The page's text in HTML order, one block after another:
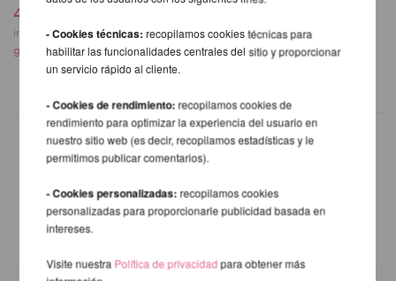
402,35 EUR
incl. 20 % I.V.A. exkl.
gastos de envio
incl. 20 % I.V.A. exkl.
gastos de envio
OTROS PRODUCTOS DE LA
MISMA MARCA
- Cookies técnicas:recopilamos cookies técnicas para
habilitar las funcionalidades centrales del sitio y proporcionar
un servicio rápido al cliente.
- Cookies de rendimiento: recopilamos cookies de
rendimiento para optimizar la experiencia del usuario en
nuestro sitio web (es decir, recopilamos estadísticas y le
permitimos publicar comentarios).
- Cookies personalizadas: recopilamos cookies
personalizadas para proporcionarle publicidad basada en
intereses.
Visite nuestra Política de privacidadpara obtener más